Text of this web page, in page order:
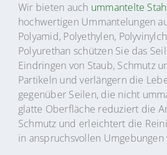
Wir bieten auch ummantelte
hochwertigen Ummantelungen
Polyamid, Polyethylen,
Polyurethan schützen Sie das
Eindringen von Staub, Schmutz
Partikeln und verlängern die
gegenüber Seilen, die nicht
glatte Oberfläche reduziert die
Schmutz und erleichtert die
in anspruchsvollen